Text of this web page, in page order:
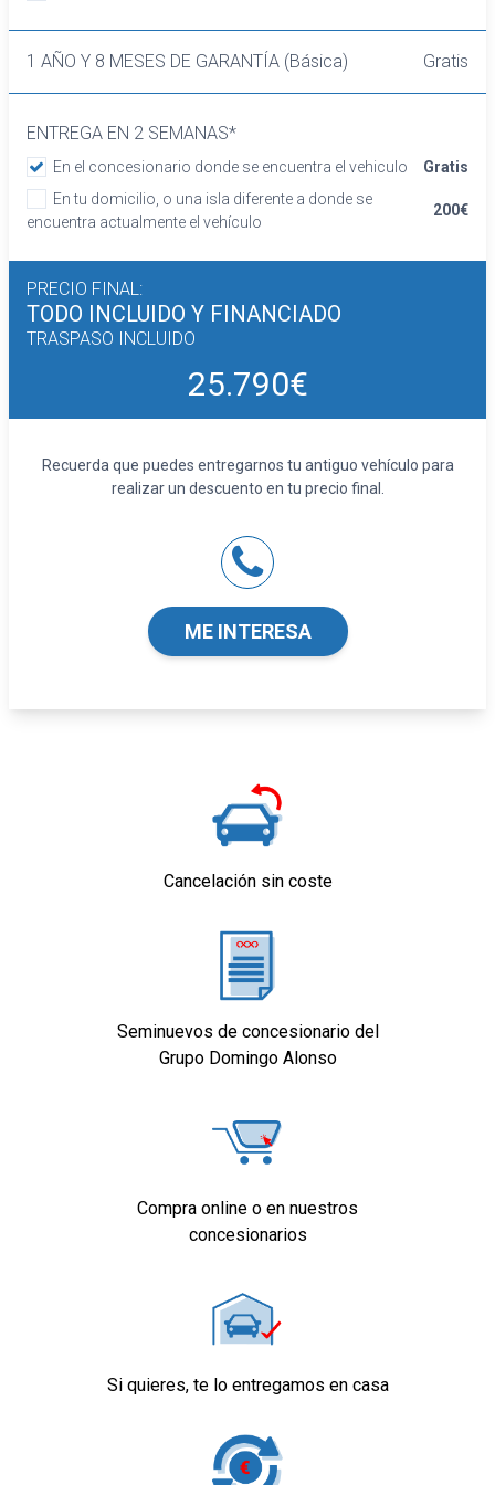
abatible asimétrico
Volante de aluminio y cuero
Retrovisor interior/cámara con oscurecimiento
progresivo automático
Confort
Limitador de velocidad
Sistema de ventilación
Aire acondicionado bizona de automático
Equipo de audio
Regulación de los faros con sensor de
adaptativo (ACC) y función stop/go ACC
vinculado a la cartografía
delanteros con sensor, sistema de distancia
de aparcamiento traseros con sensor y
Tarjeta / llave inteligente
Limpiaparabrisas delantero con sensor de
Indicador de baja presión de los neumáticos
modelo. Para detalle, dirigirse a
1 AÑO Y 8 MESES DE GARANTÍA (Básica) Gratis
ENTREGA EN 2 SEMANAS*
En el concesionario donde se encuentra el vehiculo
Gratis
En tu domicilio, o una isla diferente a donde se
encuentra actualmente el vehículo
200€
PRECIO FINAL:
TODO INCLUIDO Y FINANCIADO
TRASPASO INCLUIDO
25.790€
Recuerda que puedes entregarnos tu antiguo vehículo para
realizar un descuento en tu precio final.
ME INTERESA
Cancelación sin coste
Seminuevos de concesionario del
Grupo Domingo Alonso
Compra online o en nuestros
concesionarios
Si quieres, te lo entregamos en casa